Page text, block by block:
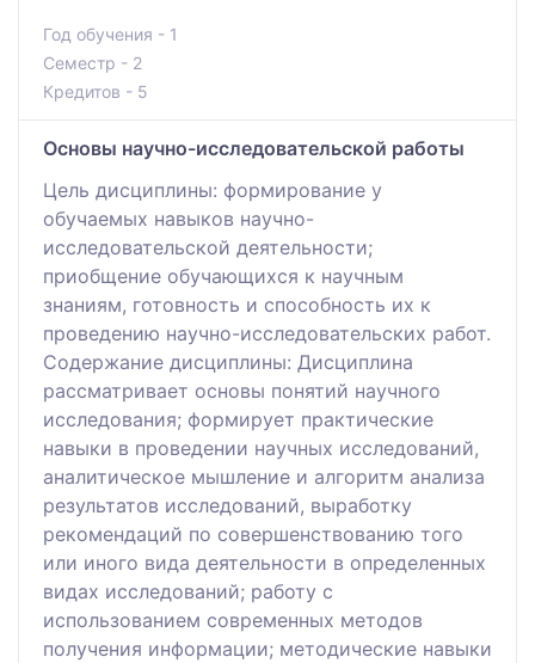
Год обучения - 1
Семестр - 2
Кредитов - 5
Основы научно-исследовательской работы
Цель дисциплины: формирование у
обучаемых навыков научно-
исследовательской деятельности;
приобщение обучающихся к научным
знаниям, готовность и способность их к
проведению научно-исследовательских работ.
Содержание дисциплины: Дисциплина
рассматривает основы понятий научного
исследования; формирует практические
навыки в проведении научных исследований,
аналитическое мышление и алгоритм анализа
результатов исследований, выработку
рекомендаций по совершенствованию того
или иного вида деятельности в определенных
видах исследований; работу с
использованием современных методов
получения информации; методические навыки